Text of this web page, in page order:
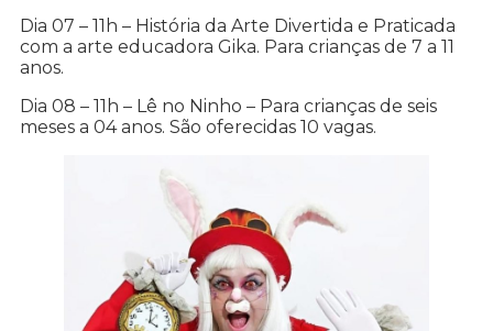
Dia 07 – 11h – História da Arte Divertida e Praticada
com a arte educadora Gika. Para crianças de 7 a 11
anos.
Dia 08 – 11h – Lê no Ninho – Para crianças de seis
meses a 04 anos. São oferecidas 10 vagas.